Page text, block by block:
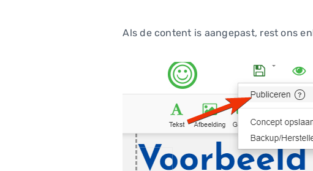
Als de content is aangepast, rest ons